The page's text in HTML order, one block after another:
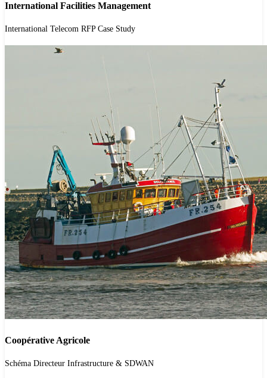
'.get_the_title().'
International Facilities Management
International Telecom RFP Case Study
'.get_the_title().'
Coopérative Agricole
Schéma Directeur Infrastructure & SDWAN